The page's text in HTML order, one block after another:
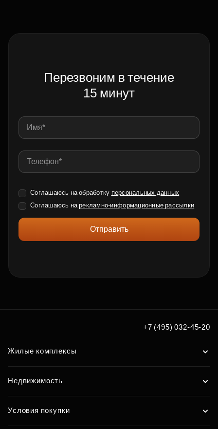
Перезвоним в течение
15 минут
Соглашаюсь на обработку персональных данных
Соглашаюсь нарекламно-информационные рассылки
Отправить
+7 (495) 032-45-20
Жилые комплексы
Недвижимость
Условия покупки